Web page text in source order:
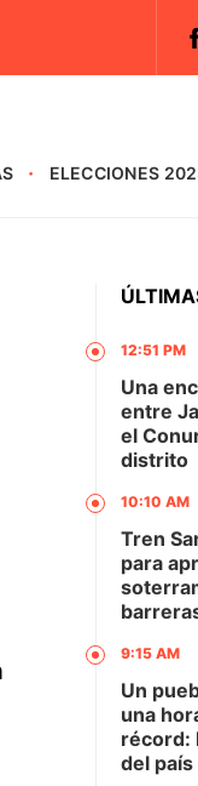
ELECCIONES
12:51 PM
Una
entre
el
distrito
10:10 AM
Tren
para
9:15 AM
Un
una
récord:
del país